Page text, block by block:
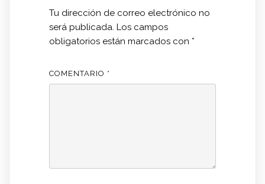
Tu dirección de correo electrónico no
será publicada. Los campos
obligatorios están marcados con *
COMENTARIO *